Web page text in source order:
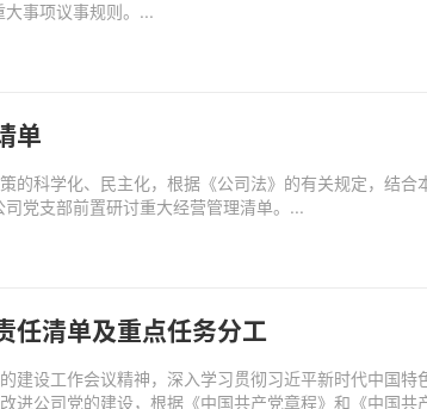
大事项议事规则。...
单
的科学化、民主化，根据《公司法》的有关规定，结
党支部前置研讨重大经营管理清单。...
任清单及重点任务分工
建设工作会议精神，深入学习贯彻习近平新时代中国
进公司党的建设，根据《中国共产党章程》和《中国